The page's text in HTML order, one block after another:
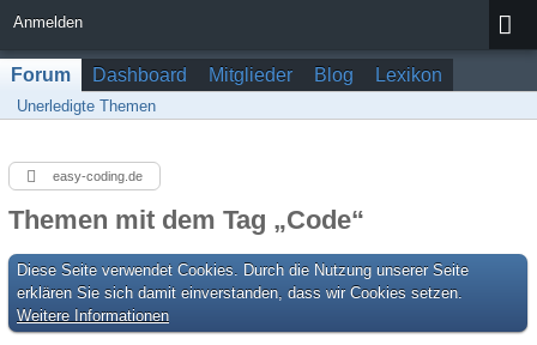
Anmelden
Forum Dashboard Mitglieder Blog Lexikon
Unerledigte Themen
easy-coding.de
Themen mit dem Tag „Code“
Diese Seite verwendet Cookies. Durch die Nutzung unserer Seite
erklären Sie sich damit einverstanden, dass wir Cookies setzen.
Weitere Informationen